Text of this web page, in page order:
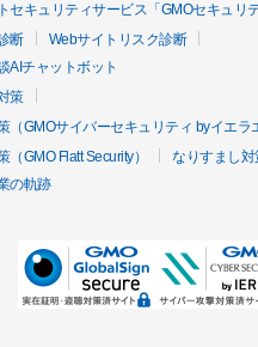
セキュリティサービス「GMOセキュリテ
断
Webサイトリスク診断
AIチャットボット
策
（GMOサイバーセキュリティ byイエラ
GMO Flatt Security）
なりすまし対
の軌跡